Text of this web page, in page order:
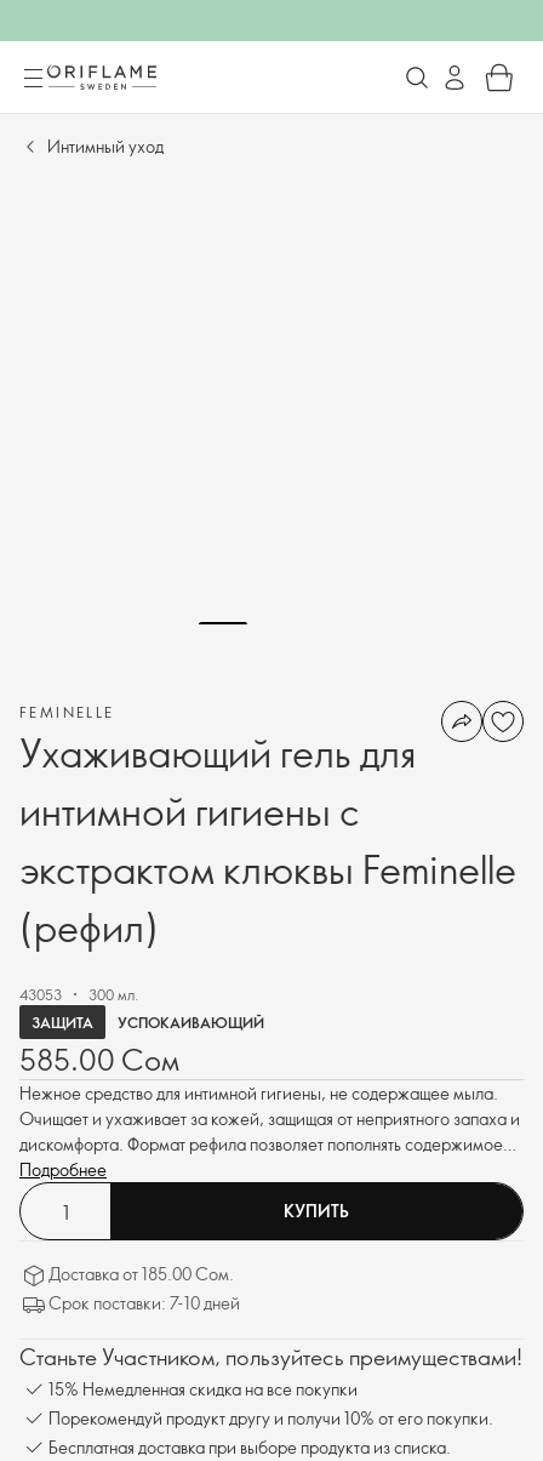
Интимный уход
FEMINELLE
Ухаживающий гель для
интимной гигиены с
экстрактом клюквы Feminelle
(рефил)
43053
300 мл.
ЗАЩИТА
УСПОКАИВАЮЩИЙ
585.00 Сом
Нежное средство для интимной гигиены, не содержащее мыла.
Очищает и ухаживает за кожей, защищая от неприятного запаха и
дискомфорта. Формат рефила позволяет пополнять содержимое
любимой баночки и как следствие, сокращать загрязнение
планеты пластиком.
Подробнее
КУПИТЬ
Доставка от 185.00 Сом.
Срок поставки: 7-10 дней
Станьте Участником, пользуйтесь преимуществами!
15% Немедленная скидка на все покупки
Порекомендуй продукт другу и получи 10% от его покупки.
Бесплатная доставка при выборе продукта из списка.